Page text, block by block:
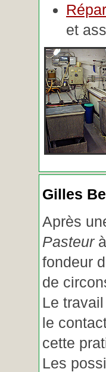
et
Gilles
Après
Pasteurà
fondeur
de
Le
le
cette
Les